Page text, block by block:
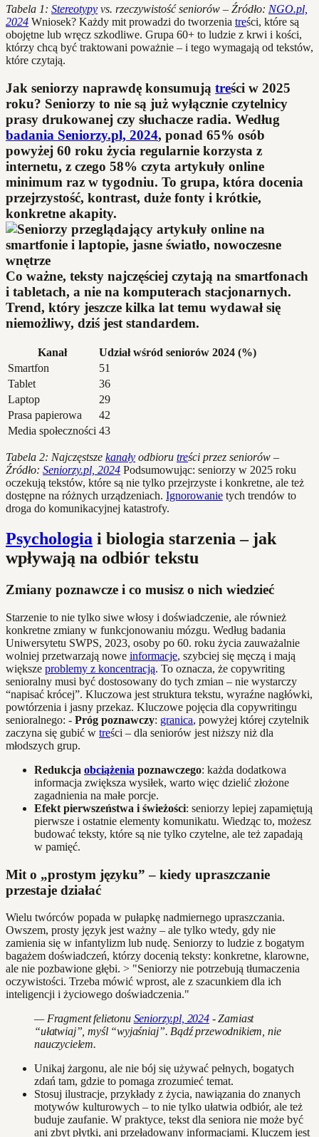
Tabela 1: Stereotypy vs. rzeczywistość seniorów – Źródło: NGO.pl,
2024 Wniosek? Każdy mit prowadzi do tworzenia treści, które są
obojętne lub wręcz szkodliwe. Grupa 60+ to ludzie z krwi i kości,
którzy chcą być traktowani poważnie – i tego wymagają od tekstów,
które czytają.
Jak seniorzy naprawdę konsumują treści w 2025
roku? Seniorzy to nie są już wyłącznie czytelnicy
prasy drukowanej czy słuchacze radia. Według
badania Seniorzy.pl, 2024, ponad 65% osób
powyżej 60 roku życia regularnie korzysta z
internetu, z czego 58% czyta artykuły online
minimum raz w tygodniu. To grupa, która docenia
przejrzystość, kontrast, duże fonty i krótkie,
konkretne akapity.
Co ważne, teksty najczęściej czytają na smartfonach
i tabletach, a nie na komputerach stacjonarnych.
Trend, który jeszcze kilka lat temu wydawał się
niemożliwy, dziś jest standardem.
Kanał
Udział wśród seniorów 2024 (%)
Smartfon
51
Tablet
36
Laptop
29
Prasa papierowa
42
Media społeczności 43
Tabela 2: Najczęstsze kanały odbioru treści przez seniorów –
Źródło: Seniorzy.pl, 2024 Podsumowując: seniorzy w 2025 roku
oczekują tekstów, które są nie tylko przejrzyste i konkretne, ale też
dostępne na różnych urządzeniach. Ignorowanie tych trendów to
droga do komunikacyjnej katastrofy.
Psychologia i biologia starzenia – jak
wpływają na odbiór tekstu
Zmiany poznawcze i co musisz o nich wiedzieć
Starzenie to nie tylko siwe włosy i doświadczenie, ale również
konkretne zmiany w funkcjonowaniu mózgu. Według badania
Uniwersytetu SWPS, 2023, osoby po 60. roku życia zauważalnie
wolniej przetwarzają nowe informacje, szybciej się męczą i mają
większe problemy z koncentracją. To oznacza, że copywriting
senioralny musi być dostosowany do tych zmian – nie wystarczy
“napisać krócej”. Kluczowa jest struktura tekstu, wyraźne nagłówki,
powtórzenia i jasny przekaz. Kluczowe pojęcia dla copywritingu
senioralnego: - Próg poznawczy: granica, powyżej której czytelnik
zaczyna się gubić w treści – dla seniorów jest niższy niż dla
młodszych grup.
Redukcja obciążenia poznawczego: każda dodatkowa
informacja zwiększa wysiłek, warto więc dzielić złożone
zagadnienia na małe porcje.
Efekt pierwszeństwa i świeżości: seniorzy lepiej zapamiętują
pierwsze i ostatnie elementy komunikatu. Wiedząc to, możesz
budować teksty, które są nie tylko czytelne, ale też zapadają
w pamięć.
Mit o „prostym języku” – kiedy upraszczanie
przestaje działać
Wielu twórców popada w pułapkę nadmiernego upraszczania.
Owszem, prosty język jest ważny – ale tylko wtedy, gdy nie
zamienia się w infantylizm lub nudę. Seniorzy to ludzie z bogatym
bagażem doświadczeń, którzy docenią teksty: konkretne, klarowne,
ale nie pozbawione głębi. > "Seniorzy nie potrzebują tłumaczenia
oczywistości. Trzeba mówić wprost, ale z szacunkiem dla ich
inteligencji i życiowego doświadczenia."
— Fragment felietonu Seniorzy.pl, 2024- Zamiast
“ułatwiaj”, myśl “wyjaśniaj”. Bądź przewodnikiem, nie
nauczycielem.
Unikaj żargonu, ale nie bój się używać pełnych, bogatych
zdań tam, gdzie to pomaga zrozumieć temat.
Stosuj ilustracje, przykłady z życia, nawiązania do znanych
motywów kulturowych – to nie tylko ułatwia odbiór, ale też
buduje zaufanie. W praktyce, tekst dla seniora nie może być
ani zbyt płytki, ani przeładowany informacjami. Kluczem jest